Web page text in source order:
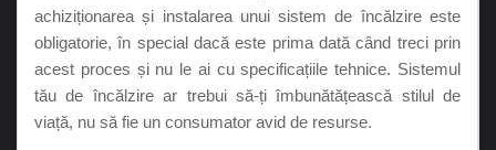
achiziționarea și instalarea unui sistem de încălzire este
obligatorie, în special dacă este prima dată când treci prin
acest proces și nu le ai cu specificațiile tehnice. Sistemul
tău de încălzire ar trebui să-ți îmbunătățească stilul de
viață, nu să fie un consumator avid de resurse.